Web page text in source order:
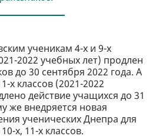
ученикам 4-х и 9-х
2022 учебных лет) продлен
до 30 сентября 2022 года. А
х классов (2021-2022
действие учащихся до 31
же внедряется новая
ученических Днепра для
х, 11-х классов.